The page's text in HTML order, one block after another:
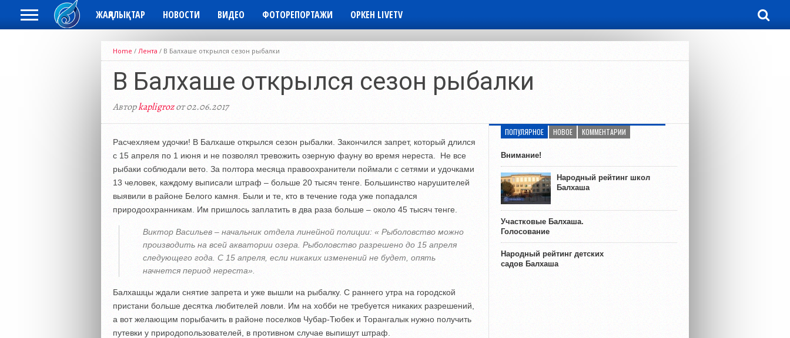
ЖАҢАЛЫҚТАР НОВОСТИ ВИДЕО ФОТОРЕПОРТАЖИ ОРКЕН LIVETV
Home / Лента / В Балхаше открылся сезон рыбалки
В Балхаше открылся сезон рыбалки
Авторkapligrozот 02.06.2017
Расчехляем удочки! В Балхаше открылся сезон рыбалки. Закончился запрет, который длился
с 15 апреля по 1 июня и не позволял тревожить озерную фауну во время нереста. Не все
рыбаки соблюдали вето. За полтора месяца правоохранители поймали с сетями и удочками
13 человек, каждому выписали штраф – больше 20 тысяч тенге. Большинство нарушителей
выявили в районе Белого камня. Были и те, кто в течение года уже попадался
природоохранникам. Им пришлось заплатить в два раза больше – около 45 тысяч тенге.
Виктор Васильев – начальник отдела линейной полиции: « Рыболовство можно
производить на всей акватории озера. Рыболовство разрешено до 15 апреля
следующего года. С 15 апреля, если никаких изменений не будет, опять
начнется период нереста».
Балхашцы ждали снятие запрета и уже вышли на рыбалку. С раннего утра на городской
пристани больше десятка любителей ловли. Им на хобби не требуется никаких разрешений,
а вот желающим порыбачить в районе поселков Чубар-Тюбек и Торангалык нужно получить
путевки у природопользователей, в противном случае выпишут штраф.
ПОПУЛЯРНОЕ НОВОЕ КОММЕНТАРИИ
Внимание!
Народный рейтинг школ
Балхаша
Участковые Балхаша.
Голосование
Народный рейтинг детских
садов Балхаша